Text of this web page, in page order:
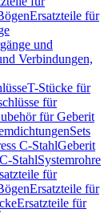
Ersatzteile für
und
Verbindungen,
T-Stücke für
für
für Geberit
Sets
C-StahlGeberit
StahlSystemrohre
für
Ersatzteile für
Ersatzteile für